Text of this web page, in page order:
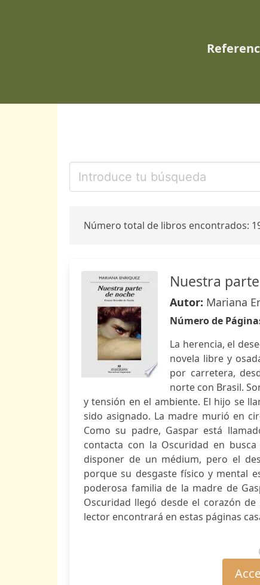
Número total de libros encontrados:
Nuestra
Autor: Mariana
Número de
La herencia, el
novela libre y
por carretera,
norte con Brasil.
y tensión en el ambiente. El hijo se
sido asignado. La madre murió en
Como su padre, Gaspar está
contacta con la Oscuridad en
disponer de un médium, pero el
porque su desgaste físico y mental
poderosa familia de la madre de
Oscuridad llegó desde el corazón
lector encontrará en estas páginas